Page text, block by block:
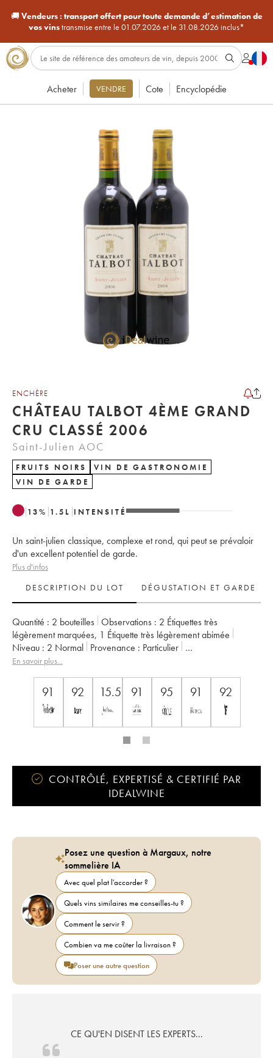
🚚Vendeurs : transport offert pour toute demande d’estimation de
vos vinstransmise entre le 01.07.2026 et le 31.08.2026 inclus*
Acheter VENDRE Cote Encyclopédie
ENCHÈRE
CHÂTEAU TALBOT 4ÈME GRAND
CRU CLASSÉ 2006
Saint-Julien AOC
FRUITS NOIRS
VIN DE GASTRONOMIE
VIN DE GARDE
13% 1.5 L INTENSITÉ
Un saint-julien classique, complexe et rond, qui peut se prévaloir
d'un excellent potentiel de garde.
Plus d'infos
DESCRIPTION DU LOT
DÉGUSTATION ET GARDE
Quantité : 2 bouteilles Observations : 2 Étiquettes très
légèrement marquées, 1 Étiquette très légèrement abimée
Niveau : 2 Normal Provenance : particulier
TVA récupérable :
Propriétaire :
Famille Bignon-Cordier
En savoir plus...
91 92 15.5 91 95 91 92
CONTRÔLÉ, EXPERTISÉ & CERTIFIÉ PAR
IDEALWINE
Posez une question à Margaux, notre
sommelière IA
Avec quel plat l'accorder ?
Quels vins similaires me conseilles-tu ?
Comment le servir ?
Combien va me coûter la livraison ?
Poser une autre question
CE QU'EN DISENT LES EXPERTS...